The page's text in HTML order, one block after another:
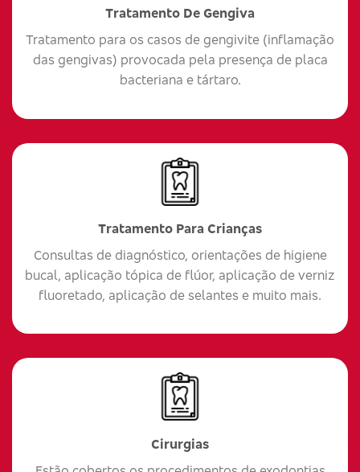
Tratamento De Gengiva
Tratamento para os casos de gengivite (inflamação
das gengivas) provocada pela presença de placa
bacteriana e tártaro.
Tratamento Para Crianças
Consultas de diagnóstico, orientações de higiene
bucal, aplicação tópica de flúor, aplicação de verniz
fluoretado, aplicação de selantes e muito mais.
Cirurgias